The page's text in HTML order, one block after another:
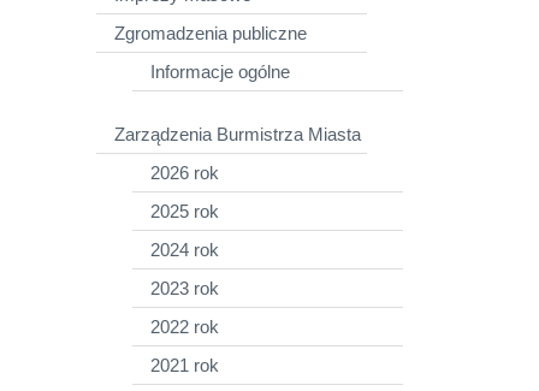
Zgromadzenia publiczne
Informacje ogólne
Zarządzenia Burmistrza Miasta
2026 rok
2025 rok
2024 rok
2023 rok
2022 rok
2021 rok